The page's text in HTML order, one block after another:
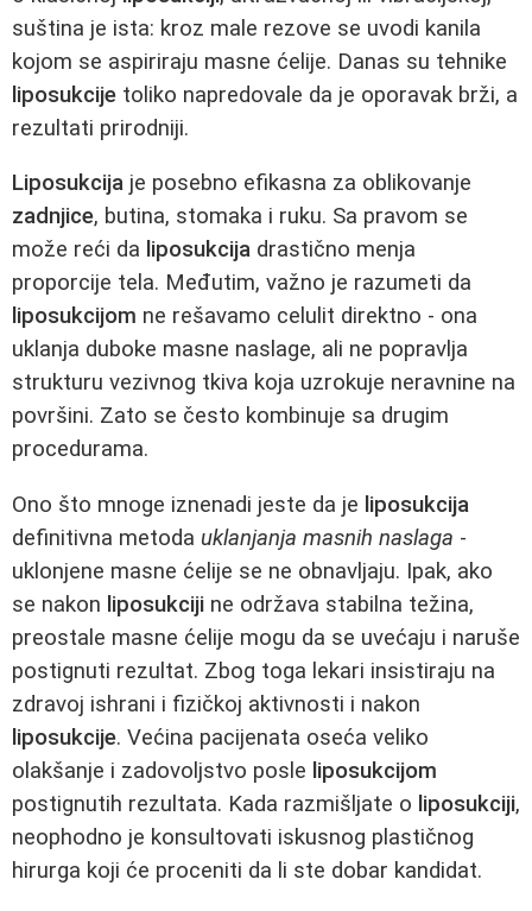
suština je ista: kroz male rezove se uvodi kanila
kojom se aspiriraju masne ćelije. Danas su tehnike
liposukcije toliko napredovale da je oporavak brži, a
rezultati prirodniji.
Liposukcija je posebno efikasna za oblikovanje
zadnjice, butina, stomaka i ruku. Sa pravom se
može reći da liposukcija drastično menja
proporcije tela. Međutim, važno je razumeti da
liposukcijom ne rešavamo celulit direktno - ona
uklanja duboke masne naslage, ali ne popravlja
strukturu vezivnog tkiva koja uzrokuje neravnine na
površini. Zato se često kombinuje sa drugim
procedurama.
Ono što mnoge iznenadi jeste da je liposukcija
definitivna metoda uklanjanja masnih naslaga -
uklonjene masne ćelije se ne obnavljaju. Ipak, ako
se nakon liposukciji ne održava stabilna težina,
preostale masne ćelije mogu da se uvećaju i naruše
postignuti rezultat. Zbog toga lekari insistiraju na
zdravoj ishrani i fizičkoj aktivnosti i nakon
liposukcije. Većina pacijenata oseća veliko
olakšanje i zadovoljstvo posle liposukcijom
postignutih rezultata. Kada razmišljate o liposukciji,
neophodno je konsultovati iskusnog plastičnog
hirurga koji će proceniti da li ste dobar kandidat.